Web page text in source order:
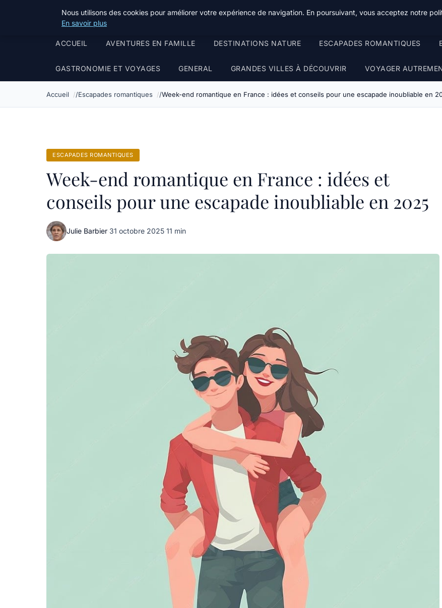
Tourisme Landes
ACCUEIL AVENTURES EN FAMILLE DESTINATIONS NATURE ESCAPADES ROMANTIQUES
GASTRONOMIE ET VOYAGES GENERAL GRANDES VILLES À DÉCOUVRIR VOYAGER
Accueil Escapades romantiques Week-end romantique en France : idées et conseils pour une escapade inoubliable en
ESCAPADES ROMANTIQUES
Week-end romantique en France : idées et
conseils pour une escapade inoubliable en 2025
Julie Barbier·31 octobre 2025·11 min
Nous utilisons des cookies pour améliorer votre expérience de navigation. En poursuivant, vous acceptez notre
En savoir plus